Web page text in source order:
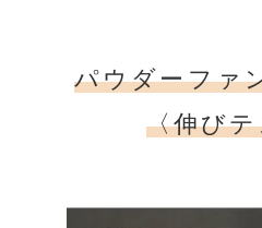
パウダーファ
〈伸び